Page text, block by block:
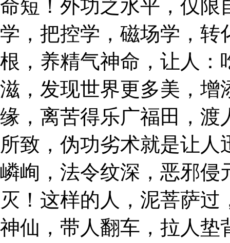
命短！外功之水平，仅限
学，把控学，磁场学，转
根，养精气神命，让人：
滋，发现世界更多美，增
缘，离苦得乐广福田，渡
所致，伪功劣术就是让
嶙峋，法令纹深，恶邪侵
灭！这样的人，泥菩萨
神仙，带人翻车，拉人垫